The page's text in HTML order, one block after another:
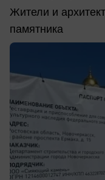
Жители и
памятника